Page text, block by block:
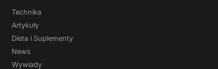
Technika
Artykuły
Dieta i Suplementy
News
Wywiady